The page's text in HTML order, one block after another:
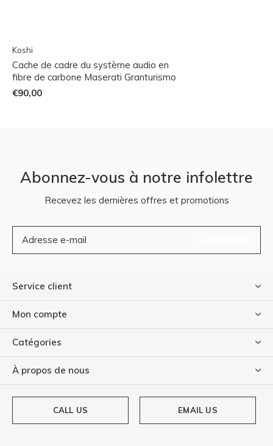
Koshi
Cache de cadre du système audio en
fibre de carbone Maserati Granturismo
€90,00
Abonnez-vous à notre infolettre
Recevez les dernières offres et promotions
Service client
Mon compte
Catégories
À propos de nous
CALL US EMAIL US